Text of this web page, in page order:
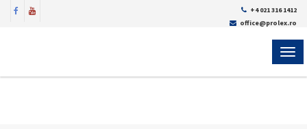
+4 021 316 1412
office@prolex.ro